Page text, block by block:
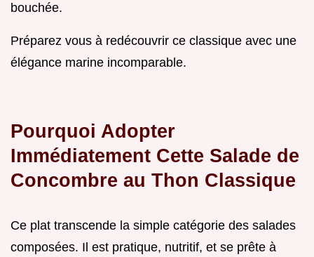
bouchée.
Préparez vous à redécouvrir ce classique avec une
élégance marine incomparable.
Pourquoi Adopter
Immédiatement Cette Salade de
Concombre au Thon Classique
Ce plat transcende la simple catégorie des salades
composées. Il est pratique, nutritif, et se prête à